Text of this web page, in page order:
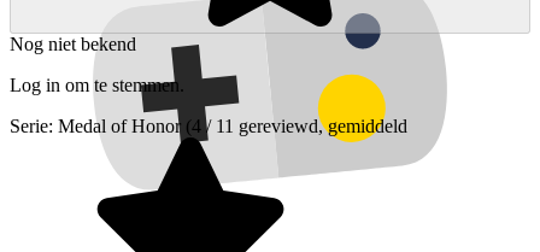
Nog niet bekend
Log in om te stemmen.
Serie: Medal of Honor (4 / 11 gereviewd, gemiddeld